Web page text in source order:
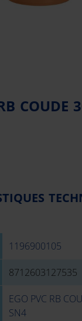
COUDE
1196900105
8712603127535
EGO PVC RB
SN4